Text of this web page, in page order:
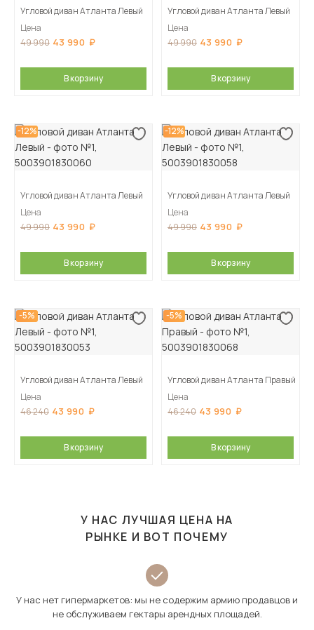
Угловой диван Атланта Левый
Цена
49 990 43 990
В корзину
Угловой диван Атланта Левый
Цена
49 990 43 990
В корзину
-12%
Угловой диван Атланта Левый
Цена
49 990 43 990
В корзину
-12%
Угловой диван Атланта Левый
Цена
49 990 43 990
В корзину
-5%
Угловой диван Атланта Левый
Цена
46 240 43 990
В корзину
-5%
Угловой диван Атланта Правый
Цена
46 240 43 990
В корзину
У НАС ЛУЧШАЯ ЦЕНА НА
РЫНКЕ И ВОТ ПОЧЕМУ
У нас нет гипермаркетов: мы не содержим армию продавцов и
не обслуживаем гектары арендных площадей.